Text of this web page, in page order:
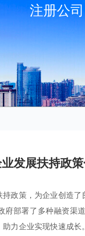
注册公
发展扶持政
政策，为企业创造
府部署了多种融资渠
力企业实现快速成